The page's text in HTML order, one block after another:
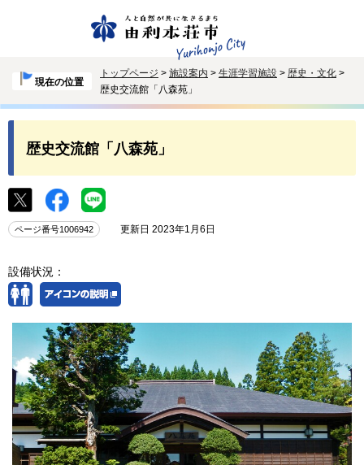
現在の位置
トップページ > 施設案内 > 生涯学習施設 > 歴史・文化 >
歴史交流館「八森苑」
歴史交流館「八森苑」
ページ番号1006942 更新日 2023年1月6日
設備状況：